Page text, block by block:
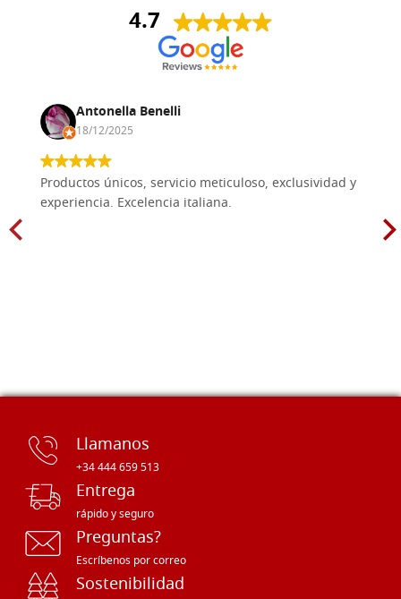
4.7
Antonella Benelli
18/12/2025
Productos únicos, servicio meticuloso, exclusividad y
experiencia. Excelencia italiana.
Llamanos
+34 444 659 513
Entrega
rápido y seguro
Preguntas?
Escríbenos por correo
Sostenibilidad